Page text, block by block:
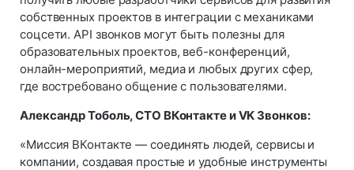
собственных проектов в интеграции с механиками
соцсети. API звонков могут быть полезны для
образовательных проектов, веб-конференций,
онлайн-мероприятий, медиа и любых других сфер,
где востребовано общение с пользователями.
Александр Тоболь, СТО ВКонтакте и VK Звонков:
«Миссия ВКонтакте — соединять людей, сервисы и
компании, создавая простые и удобные инструменты